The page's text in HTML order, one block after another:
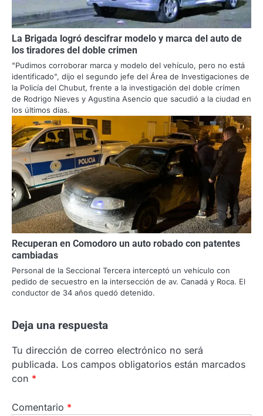
La Brigada logró descifrar modelo y marca del auto de
los tiradores del doble crimen
"Pudimos corroborar marca y modelo del vehículo, pero no está
identificado", dijo el segundo jefe del Área de Investigaciones de
la Policía del Chubut, frente a la investigación del doble crímen
de Rodrigo Nieves y Agustina Asencio que sacudió a la ciudad en
los últimos días.
Recuperan en Comodoro un auto robado con patentes
cambiadas
Personal de la Seccional Tercera interceptó un vehículo con
pedido de secuestro en la intersección de av. Canadá y Roca. El
conductor de 34 años quedó detenido.
Deja una respuesta
Tu dirección de correo electrónico no será
publicada. Los campos obligatorios están marcados
con *
Comentario *